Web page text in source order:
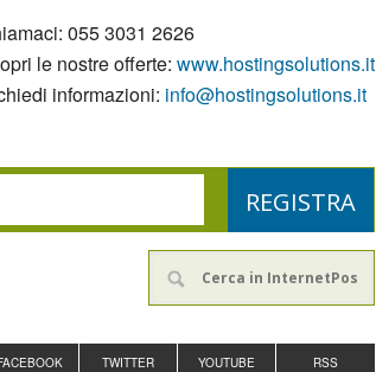
055 3031 2626
le nostre offerte: www.hostingsolutions.it
informazioni: info@hostingsolutions.it
TWITTER YOUTUBE RSS